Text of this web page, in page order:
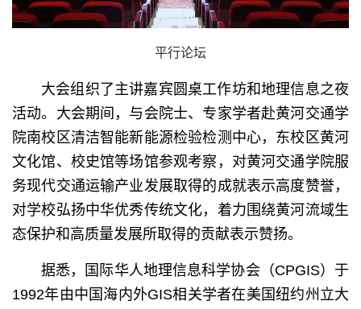
平行论坛
大会组织了主讲嘉宾圆桌工作坊和地理信息之夜
活动。大会期间，与会院士、专家学者赴黄河交通学
院南校区清洁智能新能源检验检测中心，东校区黄河
文化馆、校史馆等场馆参观考察，对黄河交通学院服
务现代交通运输产业发展取得的成就表示高度赞誉，
对学校弘扬中华优秀传统文化，着力围绕黄河流域生
态保护和高质量发展所取得的贡献表示赞扬。
据悉，国际华人地理信息科学协会（CPGIS）于
1992年由中国海内外GIS相关学者在美国纽约州立大